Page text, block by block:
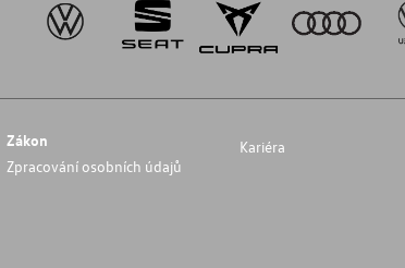
Zákon
Zpracování osobních údajů
Kariéra